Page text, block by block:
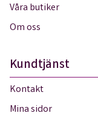
Våra butiker
Om oss
Kundtjänst
Kontakt
Mina sidor